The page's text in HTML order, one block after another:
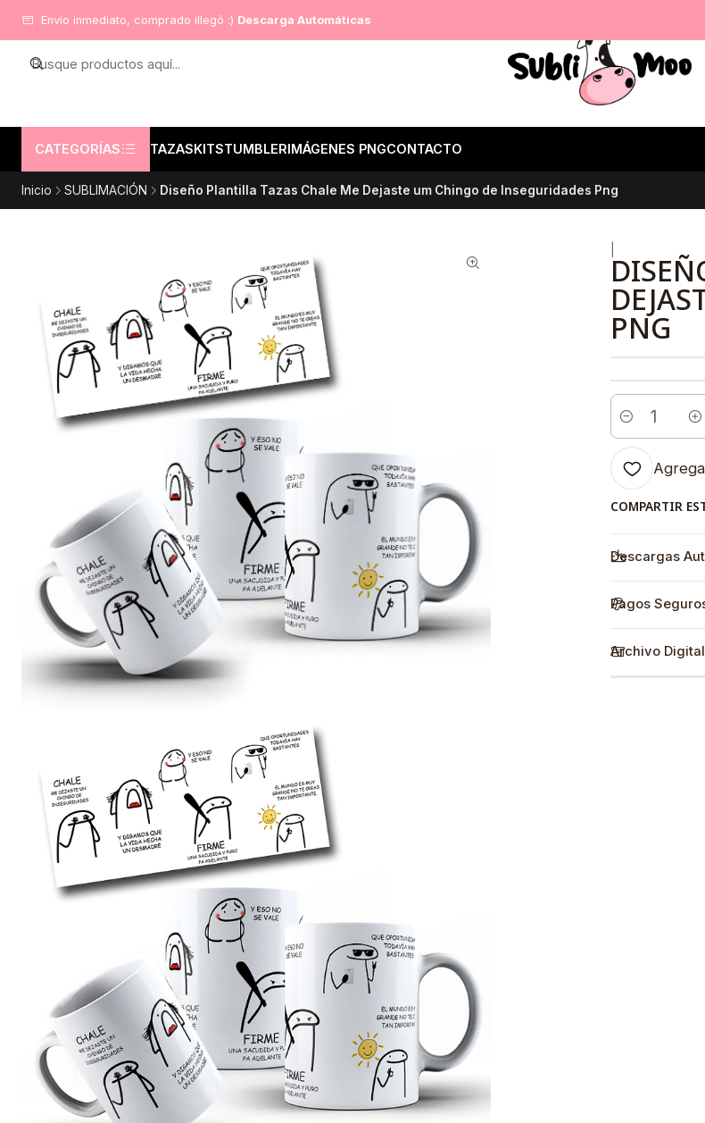
CATEGORÍAS TAZASKITSTUMBLERIMÁGENES PNGCONTACTO
Envío inmediato, comprado illegó :) Descarga Automáticas
Inicio SUBLIMACIÓN Diseño Plantilla Tazas Chale Me Dejaste um Chingo de Inseguridades Png
PNG
Cantidad
COMPARTIR
Descargas
Pagos
Archivo Digital